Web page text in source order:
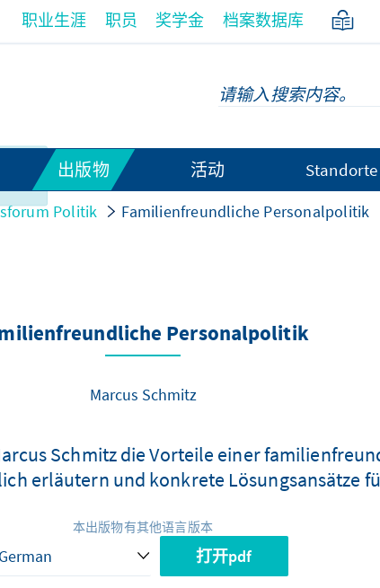
职业生涯 职员 奖学金 档案数据库
出版物 活动 Standorte
Politik Familienfreundliche Personalpolitik
Personalpolitik
Marcus Schmitz
Schmitz die Vorteile einer
erläutern und konkrete Lösungsansätze
本出版物有其他语言版本
打开pdf